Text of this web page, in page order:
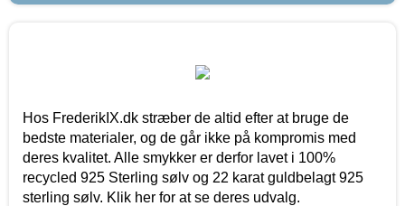
Hos FrederikIX.dk stræber de altid efter at bruge de
bedste materialer, og de går ikke på kompromis med
deres kvalitet. Alle smykker er derfor lavet i 100%
recycled 925 Sterling sølv og 22 karat guldbelagt 925
sterling sølv. Klik her for at se deres udvalg.